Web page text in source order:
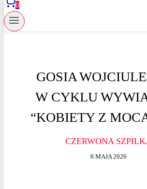
0
GOSIA
W CYKLU
“KOBIETY Z
CZERWONA
6 MAJA 2026